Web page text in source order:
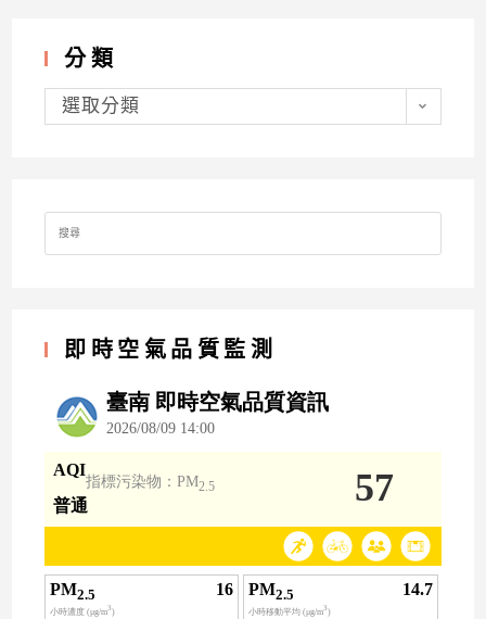
分類
分
類選取分類
Search
for:
即時空氣品質監測